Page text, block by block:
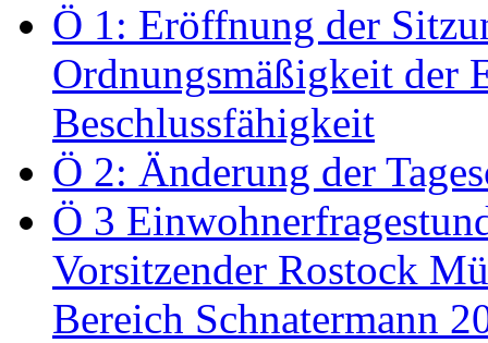
Ö 1: Eröffnung der
Ordnungsmäßigkeit der
Beschlussfähigkeit
Ö 2: Änderung der
Ö 3
Vorsitzender Rostock
Bereich Schnatermann